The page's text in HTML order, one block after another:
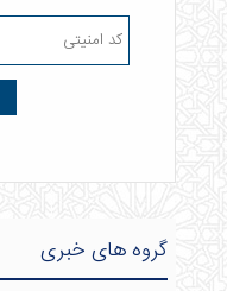
گروه های خبری